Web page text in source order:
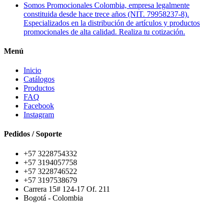
Somos Promocionales Colombia, empresa legalmente
constituida desde hace trece años (NIT. 79958237-8).
Especializados en la distribución de artículos y productos
promocionales de alta calidad. Realiza tu cotización.
Menú
Inicio
Catálogos
Productos
FAQ
Facebook
Instagram
Pedidos / Soporte
+57 3228754332
+57 3194057758
+57 3228746522
+57 3197538679
Carrera 15# 124-17 Of. 211
Bogotá - Colombia